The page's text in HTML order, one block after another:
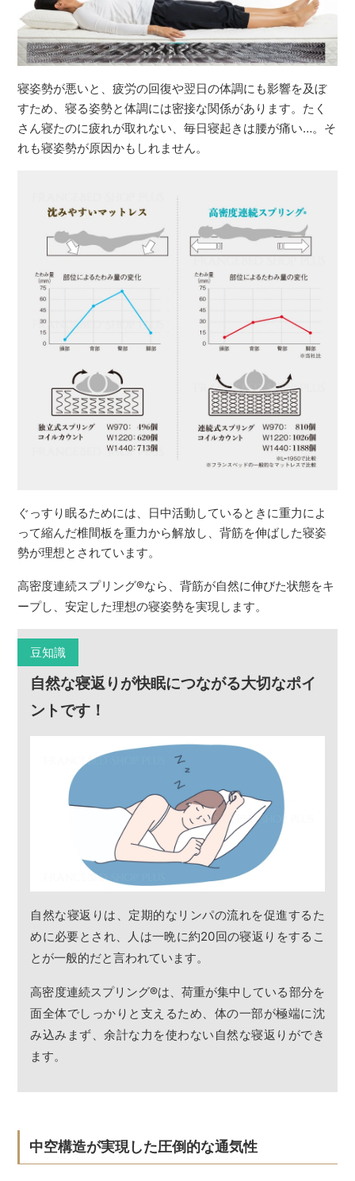
寝姿勢が悪いと、疲労の回復や翌日の体調にも影響を及ぼ
すため、寝る姿勢と体調には密接な関係があります。たく
さん寝たのに疲れが取れない、毎日寝起きは腰が痛い…。そ
れも寝姿勢が原因かもしれません。
ぐっすり眠るためには、日中活動しているときに重力によ
って縮んだ椎間板を重力から解放し、背筋を伸ばした寝姿
勢が理想とされています。
高密度連続スプリング®なら、背筋が自然に伸びた状態をキ
ープし、安定した理想の寝姿勢を実現します。
豆知識
自然な寝返りが快眠につながる大切なポイ
ントです！
自然な寝返りは、定期的なリンパの流れを促進するた
めに必要とされ、人は一晩に約20回の寝返りをするこ
とが一般的だと言われています。
高密度連続スプリング®は、荷重が集中している部分を
面全体でしっかりと支えるため、体の一部が極端に沈
み込みまず、余計な力を使わない自然な寝返りができ
ます。
中空構造が実現した圧倒的な通気性